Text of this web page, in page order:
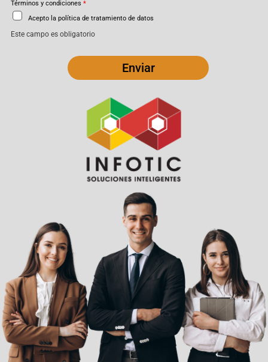
Términos y condiciones *
Acepto la política de tratamiento de datos
Este campo es obligatorio
Enviar